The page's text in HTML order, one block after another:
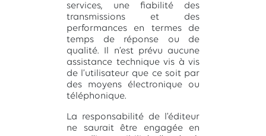
services, une fiabilité des
transmissions et des
performances en termes de
temps de réponse ou de
qualité. Il n’est prévu aucune
assistance technique vis à vis
de l’utilisateur que ce soit par
des moyens électronique ou
téléphonique.
La responsabilité de l’éditeur
ne saurait être engagée en